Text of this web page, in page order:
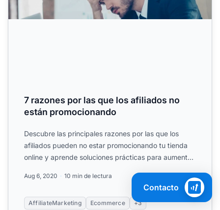
7 razones por las que los afiliados no
están promocionando
Descubre las principales razones por las que los
afiliados pueden no estar promocionando tu tienda
online y aprende soluciones prácticas para aumentar
Aug 6, 2020 10 min de lectura
AffiliateMarketing Ecommerce +3
Contacto